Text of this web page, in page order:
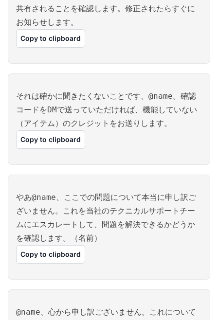
共有されることを確認します。修正されたらすぐに
お知らせします。
Copy to clipboard
それは確かに聞きたくないことです、@name。確認
コードをDMで送っていただければ、機能していない
（アイテム）のクレジットをお送りします。
Copy to clipboard
やあ@name、ここでの問題について本当に申し訳ご
ざいません。これを当社のテクニカルサポートチー
ムにエスカレートして、問題を解決できるかどうか
を確認します。（名前）
Copy to clipboard
@name、心から申し訳ございません。これについて